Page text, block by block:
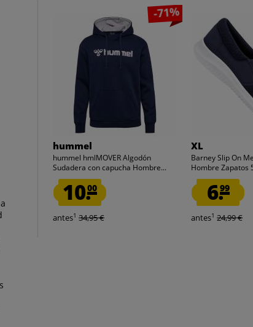
-71%
hummel
hummel hmlMOVER Algodón
Sudadera con capucha Hombre...
10.00
antes1 34,95 €
XL
Barney Slip On
Hombre Zapatos
6.99
antes1 24,99 €